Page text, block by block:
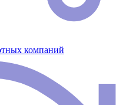
компаний